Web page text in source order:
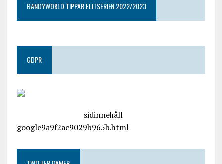
BANDYWORLD TIPPAR ELITSERIEN 2022/2023
GDPR
sidinnehåll
google9a9f2ac9029b965b.html